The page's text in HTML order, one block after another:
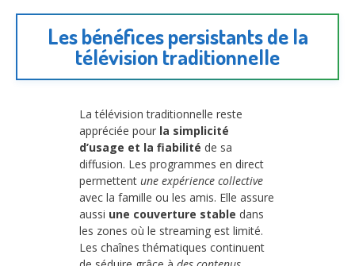
Les bénéfices persistants de la
télévision traditionnelle
La télévision traditionnelle reste
appréciée pour la simplicité
d’usage et la fiabilité de sa
diffusion. Les programmes en direct
permettent une expérience collective
avec la famille ou les amis. Elle assure
aussi une couverture stable dans
les zones où le streaming est limité.
Les chaînes thématiques continuent